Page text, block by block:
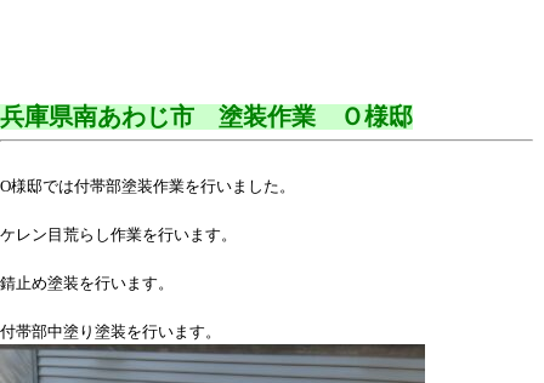
兵庫県南あわじ市 塗装作業 Ｏ様邸
O様邸では付帯部塗装作業を行いました。
ケレン目荒らし作業を行います。
錆止め塗装を行います。
付帯部中塗り塗装を行います。